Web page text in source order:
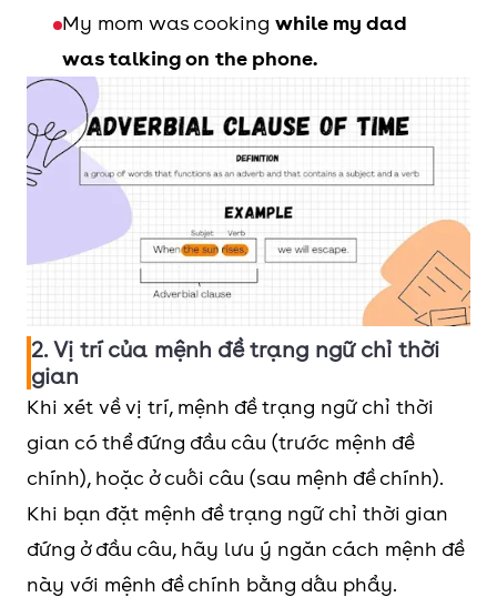
My mom was cooking while my dad
was talking on the phone.
2. Vị trí của mệnh đề trạng ngữ chỉ thời
gian
Khi xét về vị trí, mệnh đề trạng ngữ chỉ thời
gian có thể đứng đầu câu (trước mệnh đề
chính), hoặc ở cuối câu (sau mệnh đề chính).
Khi bạn đặt mệnh đề trạng ngữ chỉ thời gian
đứng ở đầu câu, hãy lưu ý ngăn cách mệnh đề
này với mệnh đề chính bằng dấu phẩy.